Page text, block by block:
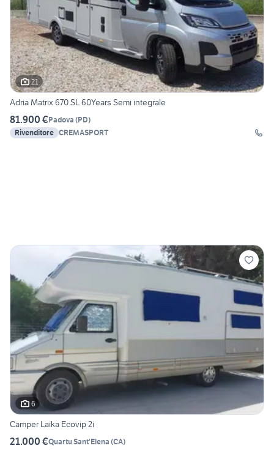
21
Adria Matrix 670 SL 60Years Semi integrale
81.900 €Padova (PD)
Rivenditore CREMASPORT
6
Camper Laika Ecovip 2i
21.000 €Quartu Sant'Elena (CA)